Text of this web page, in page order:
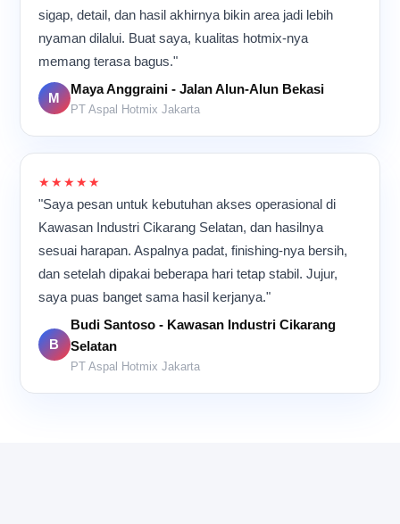
sigap, detail, dan hasil akhirnya bikin area jadi lebih
nyaman dilalui. Buat saya, kualitas hotmix-nya
memang terasa bagus."
M
Maya Anggraini - Jalan Alun-Alun Bekasi
PT Aspal Hotmix Jakarta
★★★★★
"Saya pesan untuk kebutuhan akses operasional di
Kawasan Industri Cikarang Selatan, dan hasilnya
sesuai harapan. Aspalnya padat, finishing-nya bersih,
dan setelah dipakai beberapa hari tetap stabil. Jujur,
saya puas banget sama hasil kerjanya."
B
Budi Santoso - Kawasan Industri Cikarang
Selatan
PT Aspal Hotmix Jakarta